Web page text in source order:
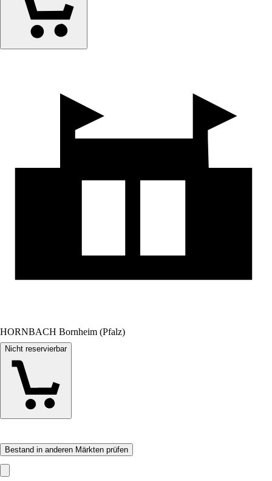
HORNBACH Bornheim (Pfalz)
Nicht reservierbar
Bestand in anderen Märkten prüfen